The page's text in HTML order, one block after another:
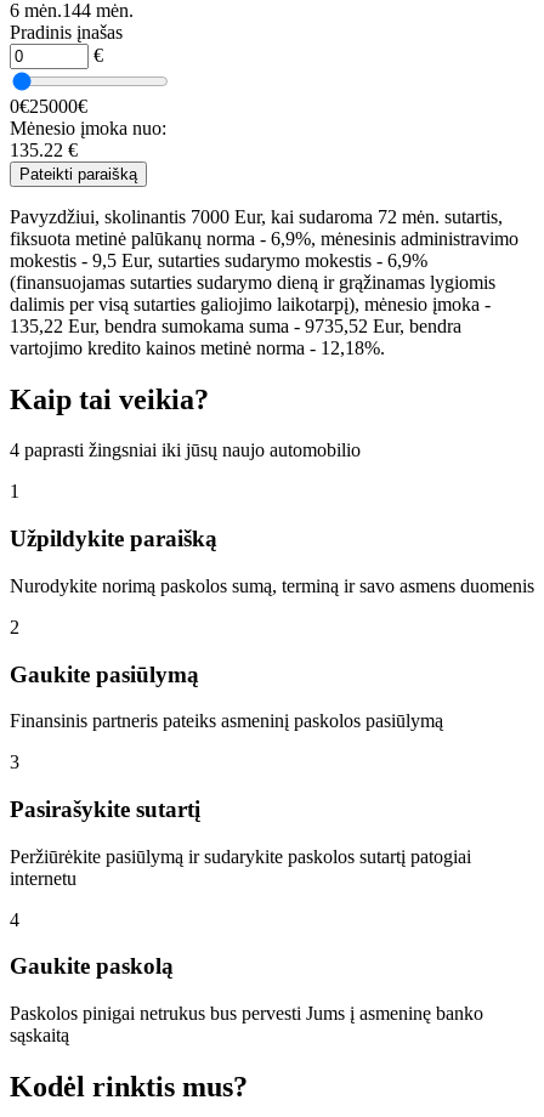
6 mėn.144 mėn.
Pradinis įnašas
€
0€25000€
Mėnesio įmoka nuo:
135.22 €
Pateikti paraišką
Pavyzdžiui, skolinantis 7000 Eur, kai sudaroma 72 mėn. sutartis,
fiksuota metinė palūkanų norma - 6,9%, mėnesinis administravimo
mokestis - 9,5 Eur, sutarties sudarymo mokestis - 6,9%
(finansuojamas sutarties sudarymo dieną ir grąžinamas lygiomis
dalimis per visą sutarties galiojimo laikotarpį), mėnesio įmoka -
135,22 Eur, bendra sumokama suma - 9735,52 Eur, bendra
vartojimo kredito kainos metinė norma - 12,18%.
Kaip tai veikia?
4 paprasti žingsniai iki jūsų naujo automobilio
1
Užpildykite paraišką
Nurodykite norimą paskolos sumą, terminą ir savo asmens duomenis
2
Gaukite pasiūlymą
Finansinis partneris pateiks asmeninį paskolos pasiūlymą
3
Pasirašykite sutartį
Peržiūrėkite pasiūlymą ir sudarykite paskolos sutartį patogiai
internetu
4
Gaukite paskolą
Paskolos pinigai netrukus bus pervesti Jums į asmeninę banko
sąskaitą
Kodėl rinktis mus?